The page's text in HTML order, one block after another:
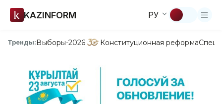
KAZINFORM РУ
Тренды:Выборы-2026 Конституционная реформа